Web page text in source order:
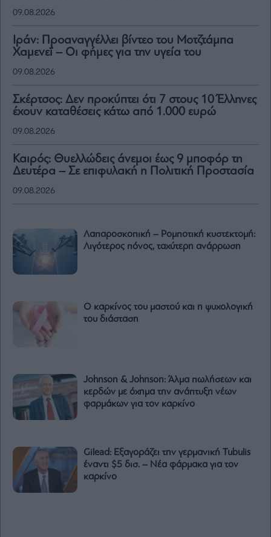
09.08.2026
Ιράν: Προαναγγέλλει βίντεο του Μοτζτάμπα
Χαμενεΐ – Οι φήμες για την υγεία του
09.08.2026
Σκέρτσος: Δεν προκύπτει ότι 7 στους 10 Έλληνες
έχουν καταθέσεις κάτω από 1.000 ευρώ
09.08.2026
Καιρός: Θυελλώδεις άνεμοι έως 9 μποφόρ τη
Δευτέρα – Σε επιφυλακή η Πολιτική Προστασία
09.08.2026
Λαπαροσκοπική – Ρομποτική κυστεκτομή:
Λιγότερος πόνος, ταχύτερη ανάρρωση
Ο καρκίνος του μαστού και η ψυχολογική
του διάσταση
Johnson & Johnson: Άλμα πωλήσεων και
κερδών με όχημα την ανάπτυξη νέων
φαρμάκων για τον καρκίνο
Gilead: Εξαγοράζει την γερμανική Tubulis
έναντι $5 δισ. – Νέα φάρμακα για τον
καρκίνο